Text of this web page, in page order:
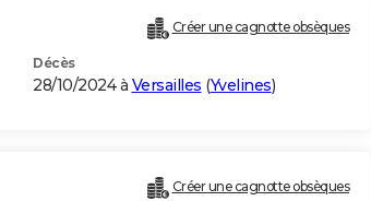
Créer une cagnotte obsèques
Décès
28/10/2024 à Versailles (Yvelines)
Créer une cagnotte obsèques